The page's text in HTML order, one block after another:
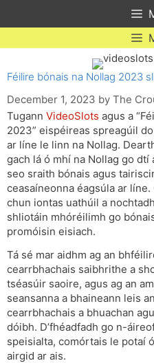
Féilire bónais na Nollag 2023
December 1, 2023 by The
Tugann VideoSlots agus a
2023” eispéireas spreagúil
ar líne le linn na Nollag.
gach lá ó mhí na Nollag go
seo sraith bónais agus
ceasaíneonna éagsúla ar
chun iontas uathúil a
shliotáin mhóréilimh go
promóisin eisiach.
Tá sé mar aidhm ag an
cearrbhachais saibhrithe a
tséasúir saoire, agus ag an
seansanna a bhaineann leis
cearrbhachais a bhuachan
dóibh. D’fhéadfadh go n-
speisialta, comórtais le potaí
airgid ar ais.